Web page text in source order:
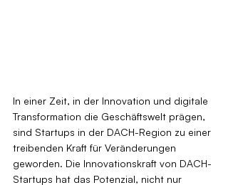
In einer Zeit, in der Innovation und digitale
Transformation die Geschäftswelt prägen,
sind Startups in der DACH-Region zu einer
treibenden Kraft für Veränderungen
geworden. Die Innovationskraft von DACH-
Startups hat das Potenzial, nicht nur